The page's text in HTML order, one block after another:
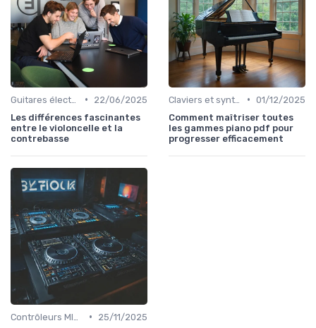
•
22/06/2025
Les différences fascinantes
entre le violoncelle et la
contrebasse
• 01/12/2025
Comment maîtriser toutes
les gammes piano pdf pour
progresser efficacement
•
25/11/2025